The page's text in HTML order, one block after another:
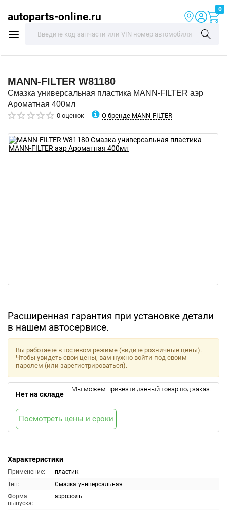
autoparts-online.ru
0
MANN-FILTER W81180
Смазка универсальная пластика MANN-FILTER аэр
Ароматная 400мл
0 оценок О бренде MANN-FILTER
Расширенная гарантия при установке детали
в нашем автосервисе.
Характеристики
Применение:
пластик
Тип:
Смазка универсальная
Форма
выпуска:
аэрозоль
Вы работаете в гостевом режиме (видите розничные цены).
Чтобы увидеть свои цены, вам нужно войти под своим
паролем (или зарегистрироваться).
Нет на складе
Мы можем привезти данный товар под заказ.
Посмотреть цены и сроки